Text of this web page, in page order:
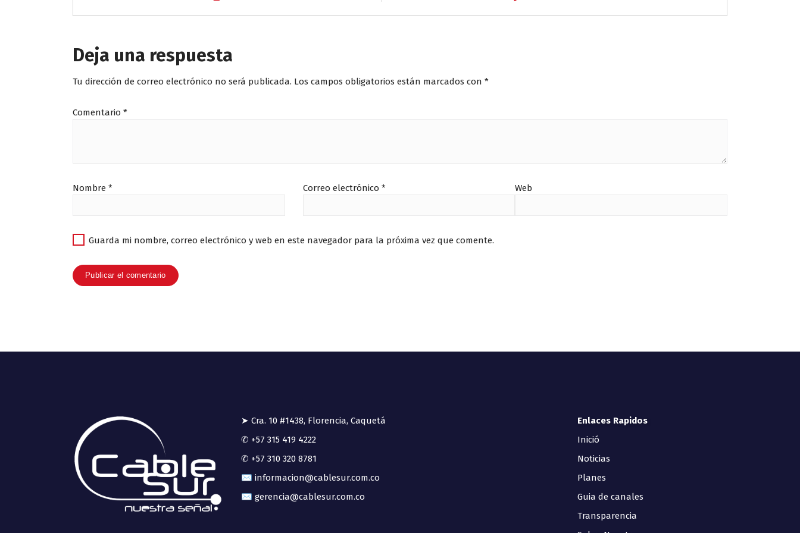
Deja una respuesta
Tu dirección de correo electrónico no será publicada. Los campos obligatorios están marcados con *
Comentario *
Nombre * Correo electrónico * Web
Guarda mi nombre, correo electrónico y web en este navegador para la próxima vez que comente.
➤ Cra. 10 #1438, Florencia, Caquetá
✆ +57 315 419 4222
✆ +57 310 320 8781
✉ informacion@cablesur.com.co
✉ gerencia@cablesur.com.co
Enlaces Rapidos
Inició
Noticias
Planes
Guia de canales
Transparencia